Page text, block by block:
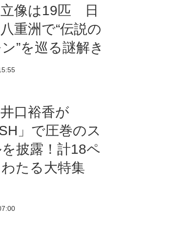
立像は19匹 日
重洲で“伝説の
”を巡る謎解き
口裕香が
」で圧巻のス
披露！計18ペ
たる大特集